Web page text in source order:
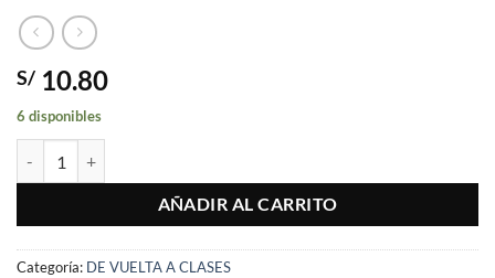
S/ 10.80
6 disponibles
AÑADIR AL CARRITO
Categoría: DE VUELTA A CLASES